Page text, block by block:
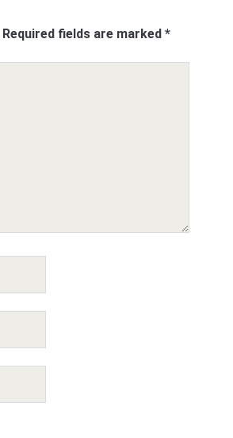
Required fields are marked*